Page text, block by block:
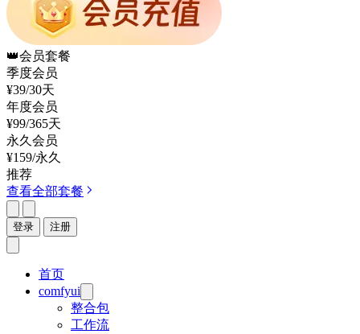
👑会员套餐
季度会员
¥39/30天
年度会员
¥99/365天
永久会员
¥159/永久
推荐
查看全部套餐
登录 注册
首页
comfyui
整合包
工作流